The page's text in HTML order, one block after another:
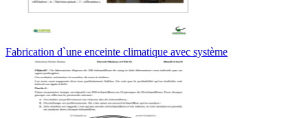
Fabrication d`une enceinte climatique avec système